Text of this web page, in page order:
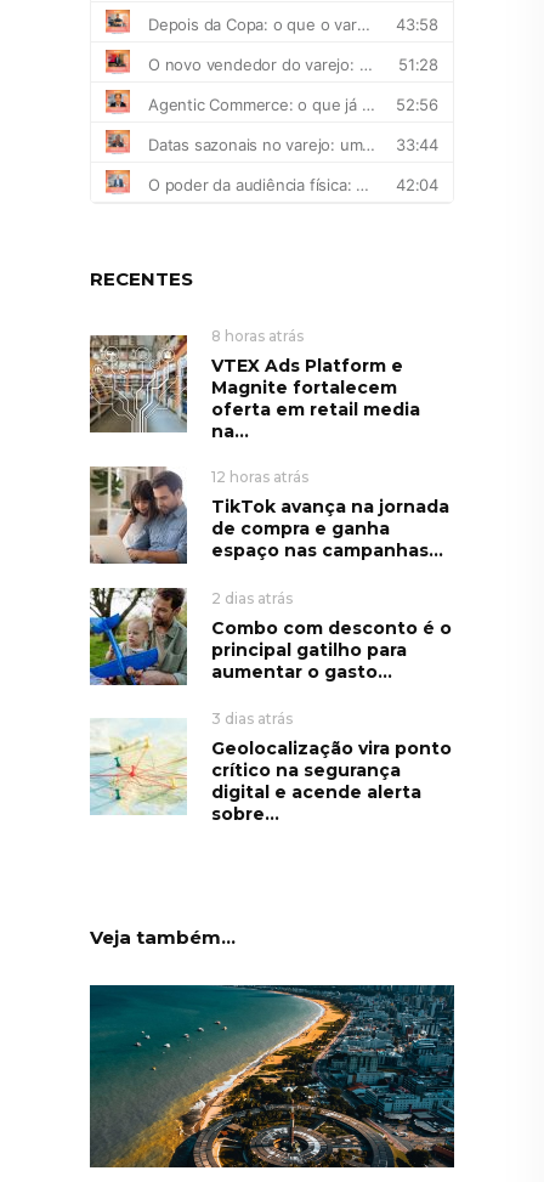
RECENTES
8 horas atrás
VTEX Ads Platform e
Magnite fortalecem
oferta em retail media
na...
12 horas atrás
TikTok avança na jornada
de compra e ganha
espaço nas campanhas...
2 dias atrás
Combo com desconto é o
principal gatilho para
aumentar o gasto...
3 dias atrás
Geolocalização vira ponto
crítico na segurança
digital e acende alerta
sobre...
Veja também...